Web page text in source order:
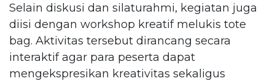
Selain diskusi dan silaturahmi, kegiatan juga
diisi dengan workshop kreatif melukis tote
bag. Aktivitas tersebut dirancang secara
interaktif agar para peserta dapat
mengekspresikan kreativitas sekaligus